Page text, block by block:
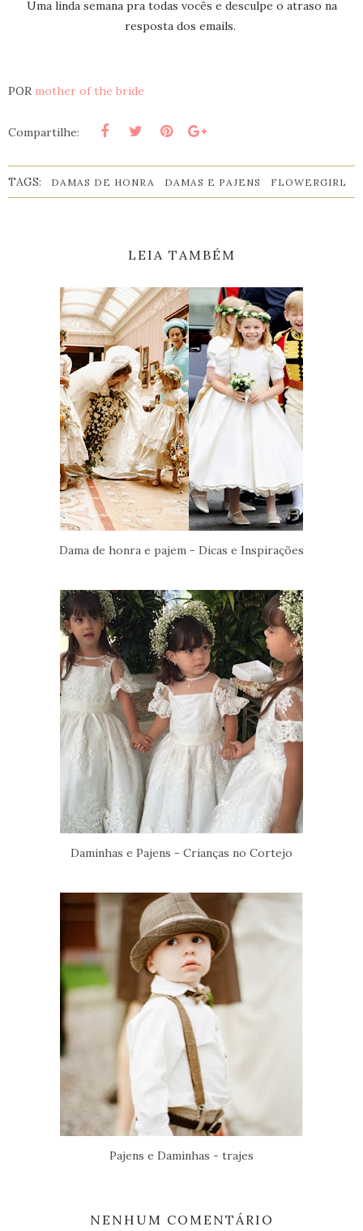
Uma linda semana pra todas vocês e desculpe o atraso na
resposta dos emails.
POR mother of the bride
Compartilhe:
TAGS: DAMAS DE HONRA DAMAS E PAJENS FLOWERGIRL
LEIA TAMBÉM
Dama de honra e pajem - Dicas e Inspirações
Daminhas e Pajens - Crianças no Cortejo
Pajens e Daminhas - trajes
NENHUM COMENTÁRIO